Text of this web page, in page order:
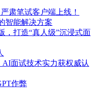
肃笔试客户端上线！
智能解决方案
，打造“真人级”沉浸式面
面试技术实力获权威认
作弊